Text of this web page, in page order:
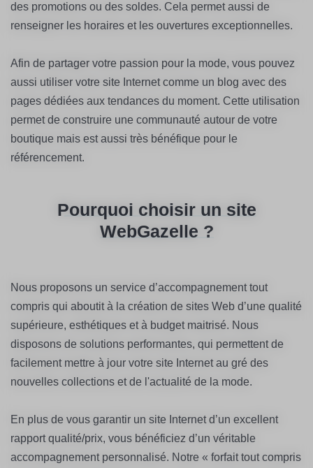
des promotions ou des soldes. Cela permet aussi de
renseigner les horaires et les ouvertures exceptionnelles.
Afin de partager votre passion pour la mode, vous pouvez
aussi utiliser votre site Internet comme un blog avec des
pages dédiées aux tendances du moment. Cette utilisation
permet de construire une communauté autour de votre
boutique mais est aussi très bénéfique pour le
référencement.
Pourquoi choisir un site
WebGazelle ?
Nous proposons un service d’accompagnement tout
compris qui aboutit à la création de sites Web d’une qualité
supérieure, esthétiques et à budget maitrisé. Nous
disposons de solutions performantes, qui permettent de
facilement mettre à jour votre site Internet au gré des
nouvelles collections et de l'actualité de la mode.
En plus de vous garantir un site Internet d’un excellent
rapport qualité/prix, vous bénéficiez d’un véritable
accompagnement personnalisé. Notre « forfait tout compris